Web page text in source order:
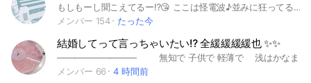
もしもーし聞こえてるー⁉️😘 ここは怪電波♪並みに狂ってる管理勢たちしかいない全緩也オプ❣️ まーじで激ゆるなりだからな！！覚悟しとけよ🫵🏻 絶対に楽しませてやるから…とりあえず入ってこい！ ライト？？そんなの毎日やるに決まってんだろ🫪❣️ イベントや仮カプ等の恋愛イベントも盛りだくさん‼️‼️気になりが欲しい…隣が欲しい…そんな奴らも入ってこい‼️じゃんじゃん気になり作ってハントしちまえよ〜💖 【🚨禁止行動🚨】 創作／荒らし／掛け持ち／3次元／2.5次元 上に書いてること以外のことは基本おっけー！！ 詳しくは中に入って大事なノートを見てね💕︎ まあここは管理絶対主義っちゅーことよ。 それだけ覚えといてな😃 入る時は必ず"未定"関連で入ってこいよ🥂 じゃいっぱいきてくれるの楽しみにしてんで❣️ #幽遊白書#今日から俺は#ワンピース#ジョジョの奇妙な冒険#ジョジョ#JOJO#HUNTER×HUNTER#H×H#Dr.STONE#ドクターストーン#ドクスト#呪術廻戦#JUJU#東京リベンジャーズ#東リべ#ハイキュー#HQ#進撃の巨人#チェンソーマン#WINDBREAKER#ウィンドブレーカー#ウィンブレ#約束のネバーランド#約ネバ#名探偵コナン#僕のヒーローアカデミア#ヒロアカ#銀魂#ワールドトリガー#ワートリ#七つの大罪#鋼の錬金術師#ハガレン#NARUTO#ナルト#フェアリーテイル#BLEACH#ブリーチ#弱虫ペダル#弱ペダ#転生したらスライムだった件#転スラ#アオのハコ#ヘタリア#DEATHNOTE#デスノート#桜蘭高校ホスト部#黒子のバスケ#ワンパンマン#SAKAMOTO DAYS#サカモトデイズ#サカデイ#原神#gnsn#崩壊スターレイル#スタレ#崩スタ#魔法少女まどか☆マギカ#まどマギ#桃源暗鬼#エイリアンステージ#エイステ#鬼滅の刃#カグラバチ#超かぐや姫#全緩#全也#全緩也
メンバー 154
たった今
結婚してって言っちゃいたい⁉️ 全緩緩緩緩也 ✨✨
メンバー 66
4 時間前